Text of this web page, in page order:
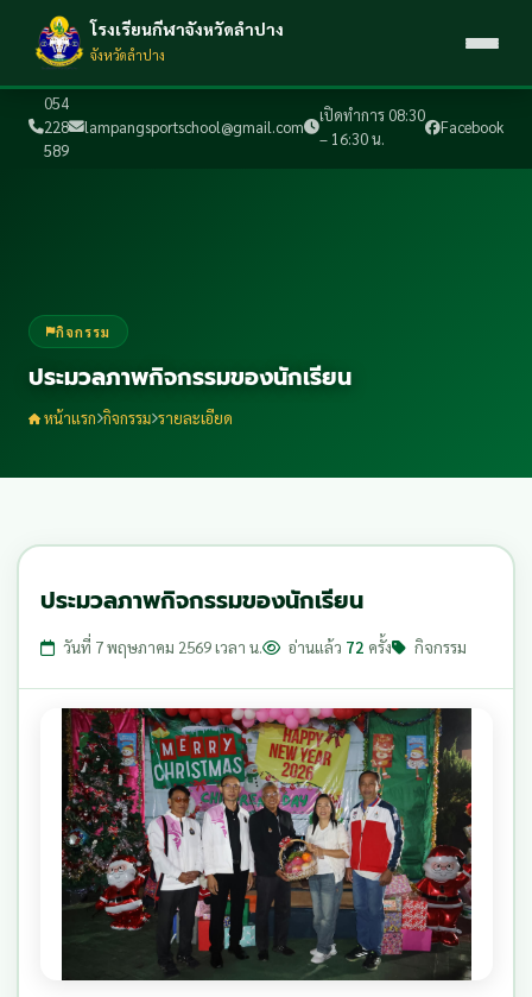
054
228
589
lampangsportschool@gmail.com
เปิดทำการ 08:30
– 16:30 น.
Facebook
โรงเรียนกีฬาจังหวัดลำปาง
จังหวัดลำปาง
กิจกรรม
ประมวลภาพกิจกรรมของนักเรียน
หน้าแรก กิจกรรม รายละเอียด
ประมวลภาพกิจกรรมของนักเรียน
วันที่ 7 พฤษภาคม 2569 เวลา น. อ่านแล้ว 72 ครั้ง กิจกรรม